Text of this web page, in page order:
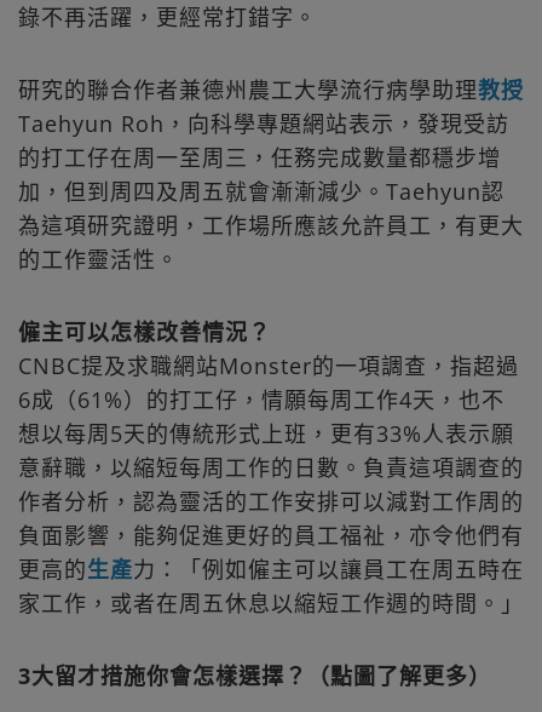
錄不再活躍，更經常打錯字。
研究的聯合作者兼德州農工大學流行病學助理教授
Taehyun Roh，向科學專題網站表示，發現受訪
的打工仔在周一至周三，任務完成數量都穩步增
加，但到周四及周五就會漸漸減少。Taehyun認
為這項研究證明，工作場所應該允許員工，有更大
的工作靈活性。
僱主可以怎樣改善情況？
CNBC提及求職網站Monster的一項調查，指超過
6成（61%）的打工仔，情願每周工作4天，也不
想以每周5天的傳統形式上班，更有33%人表示願
意辭職，以縮短每周工作的日數。負責這項調查的
作者分析，認為靈活的工作安排可以減對工作周的
負面影響，能夠促進更好的員工福祉，亦令他們有
更高的生產力：「例如僱主可以讓員工在周五時在
家工作，或者在周五休息以縮短工作週的時間。」
3大留才措施你會怎樣選擇？（點圖了解更多）